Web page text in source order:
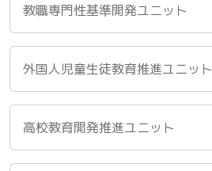
教職専門性基準開発ユニット
外国人児童生徒教育推進ユニット
高校教育開発推進ユニット